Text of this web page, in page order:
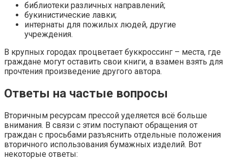
библиотеки различных направлений;
букинистические лавки;
интернаты для пожилых людей, другие
учреждения.
В крупных городах процветает буккроссинг – места, где
граждане могут оставить свои книги, а взамен взять для
прочтения произведение другого автора.
Ответы на частые вопросы
Вторичным ресурсам прессой уделяется всё больше
внимания. В связи с этим поступают обращения от
граждан с просьбами разъяснить отдельные положения
вторичного использования бумажных изделий. Вот
некоторые ответы: